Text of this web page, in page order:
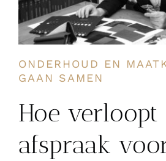
ONDERHOUD EN
GAAN SAMEN
Hoe verloopt
afspraak